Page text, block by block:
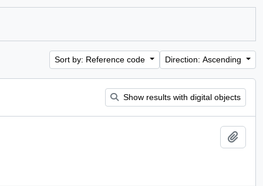
Sort by: Reference code Direction: Ascending
Show results with digital objects